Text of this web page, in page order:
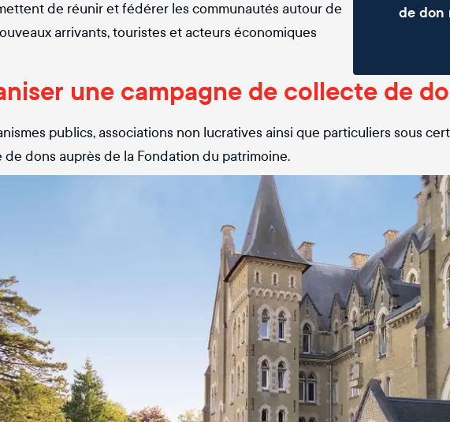
de réunir et fédérer les communautés autour de
arrivants, touristes et acteurs économiques
de don
une campagne de collecte de
publics, associations non lucratives ainsi que particuliers sous
de dons auprès de la Fondation du patrimoine.